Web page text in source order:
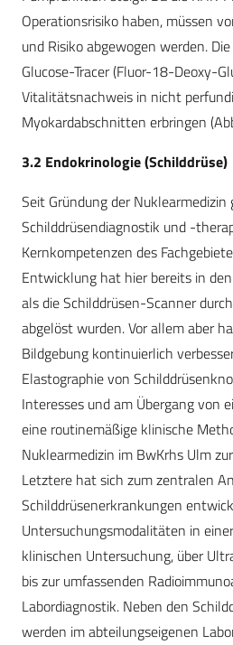
Operationsrisiko haben, müssen
und Risiko abgewogen werden.
Glucose-Tracer (Fluor-18-Deoxy-
Vitalitätsnachweis in nicht
Myokardabschnitten erbringen
3.2 Endokrinologie (Schild­drüse)
Seit Gründung der Nuklearmedizin
Schilddrüsendiagnostik und -
Kernkompetenzen des
Entwicklung hat hier bereits in
als die Schilddrüsen-Scanner
abgelöst wurden. Vor allem aber
Bildgebung kontinuierlich
Elastographie von
Interesses und am Übergang von
eine routinemäßige klinische
Nuklearmedizin im BwKrhs Ulm
Letztere hat sich zum zentralen
Schilddrüsenerkrankungen
Untersuchungsmodalitäten in
klinischen Untersuchung, über
bis zur umfassenden
Labordiagnostik. Neben den
werden im abteilungseigenen